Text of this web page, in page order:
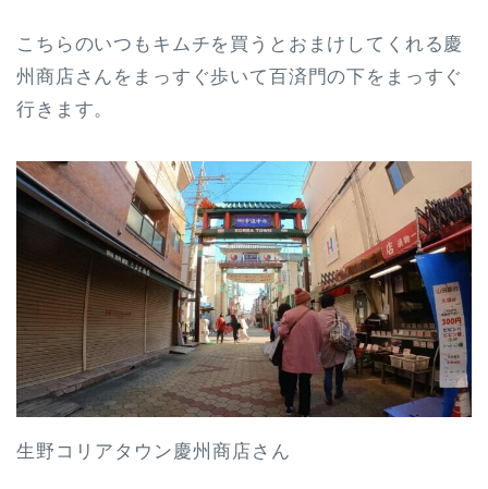
こちらのいつもキムチを買うとおまけしてくれる慶
州商店さんをまっすぐ歩いて百済門の下をまっすぐ
行きます。
生野コリアタウン慶州商店さん